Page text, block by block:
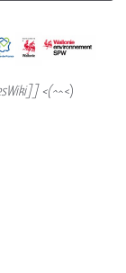
<(^^<)